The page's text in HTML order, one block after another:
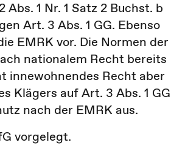
Abs. 1 Nr. 1 Satz 2 Buchst. b
Art. 3 Abs. 1 GG. Ebenso
EMRK vor. Die Normen der
nationalem Recht bereits
innewohnendes Recht aber
Klägers auf Art. 3 Abs. 1 GG
nach der EMRK aus.
vorgelegt.